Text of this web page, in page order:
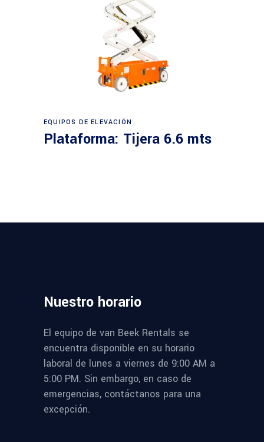
Leer más
EQUIPOS DE ELEVACIÓN
Plataforma: Tijera 6.6 mts
Nuestro horario
El equipo de van Beek Rentals se
encuentra disponible en su horario
laboral de lunes a viernes de 9:00 AM a
5:00 PM. Sin embargo, en caso de
emergencias, contáctanos para una
excepción.